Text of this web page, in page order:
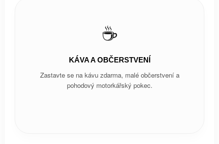
☕
KÁVA A OBČERSTVENÍ
Zastavte se na kávu zdarma, malé občerstvení a
pohodový motorkářský pokec.